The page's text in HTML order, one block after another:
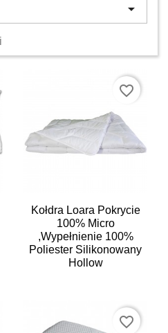

Kołdra Loara Pokrycie
100% Micro
,wypełnienie 100%
Poliester Silikonowany
Hollow
favorite_border
favorite_border